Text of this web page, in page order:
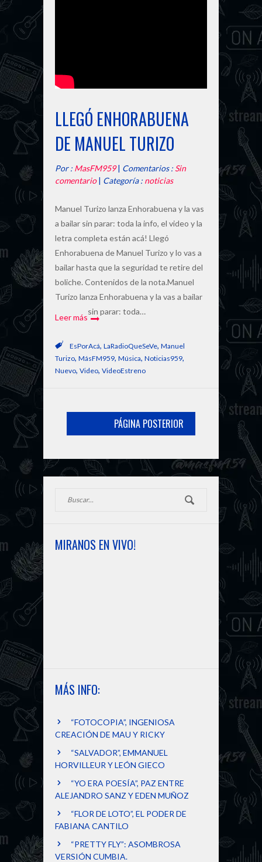
LLEGÓ ENHORABUENA
DE MANUEL TURIZO
Por : MasFM959| Comentarios : Sin
comentario| Categoría : noticias
Manuel Turizo lanza Enhorabuena y la vas
a bailar sin parar: toda la info, el video y la
letra completa están acá! Llegó
Enhorabuena de Manuel Turizo y lo vas a
bailar hasta que la seguridad te retire del
boliche. Contenidos de la nota.Manuel
Turizo lanza Enhorabuena y la vas a bailar
sin parar: toda…
Leer más
EsPorAcá, LaRadioQueSeVe, Manuel
Turizo, MásFM959, Música, Noticias959,
Nuevo, Video, VideoEstreno
PÁGINA POSTERIOR
MIRANOS EN VIVO!
MÁS INFO:
“FOTOCOPIA”, INGENIOSA
CREACIÓN DE MAU Y RICKY
“SALVADOR”, EMMANUEL
HORVILLEUR Y LEÓN GIECO
“YO ERA POESÍA”, PAZ ENTRE
ALEJANDRO SANZ Y EDEN MUÑOZ
“FLOR DE LOTO”, EL PODER DE
FABIANA CANTILO
“PRETTY FLY”: ASOMBROSA
VERSIÓN CUMBIA.